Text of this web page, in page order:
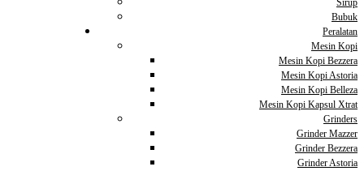
Sirup
Bubuk
Peralatan
Mesin Kopi
Mesin Kopi Bezzera
Mesin Kopi Astoria
Mesin Kopi Belleza
Mesin Kopi Kapsul Xtrat
Grinders
Grinder Mazzer
Grinder Bezzera
Grinder Astoria